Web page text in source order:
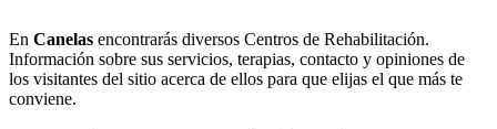
En Canelas encontrarás diversos Centros de Rehabilitación.
Información sobre sus servicios, terapias, contacto y opiniones de
los visitantes del sitio acerca de ellos para que elijas el que más te
conviene.